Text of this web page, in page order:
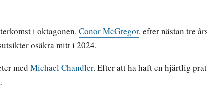
i oktagonen. Conor McGregor, efter nästan tre
osäkra mitt i 2024.
med Michael Chandler. Efter att ha haft en hjärtlig